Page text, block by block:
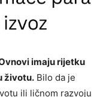
imaju rijetku
životu. Bilo da je
ili ličnom razvoju